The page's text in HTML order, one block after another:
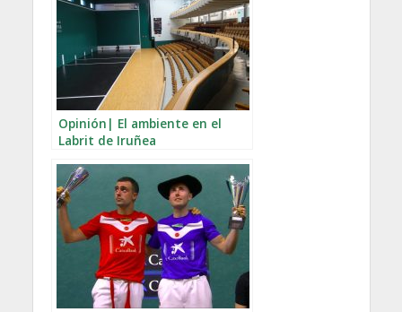
Opinión| El ambiente en el
Labrit de Iruñea